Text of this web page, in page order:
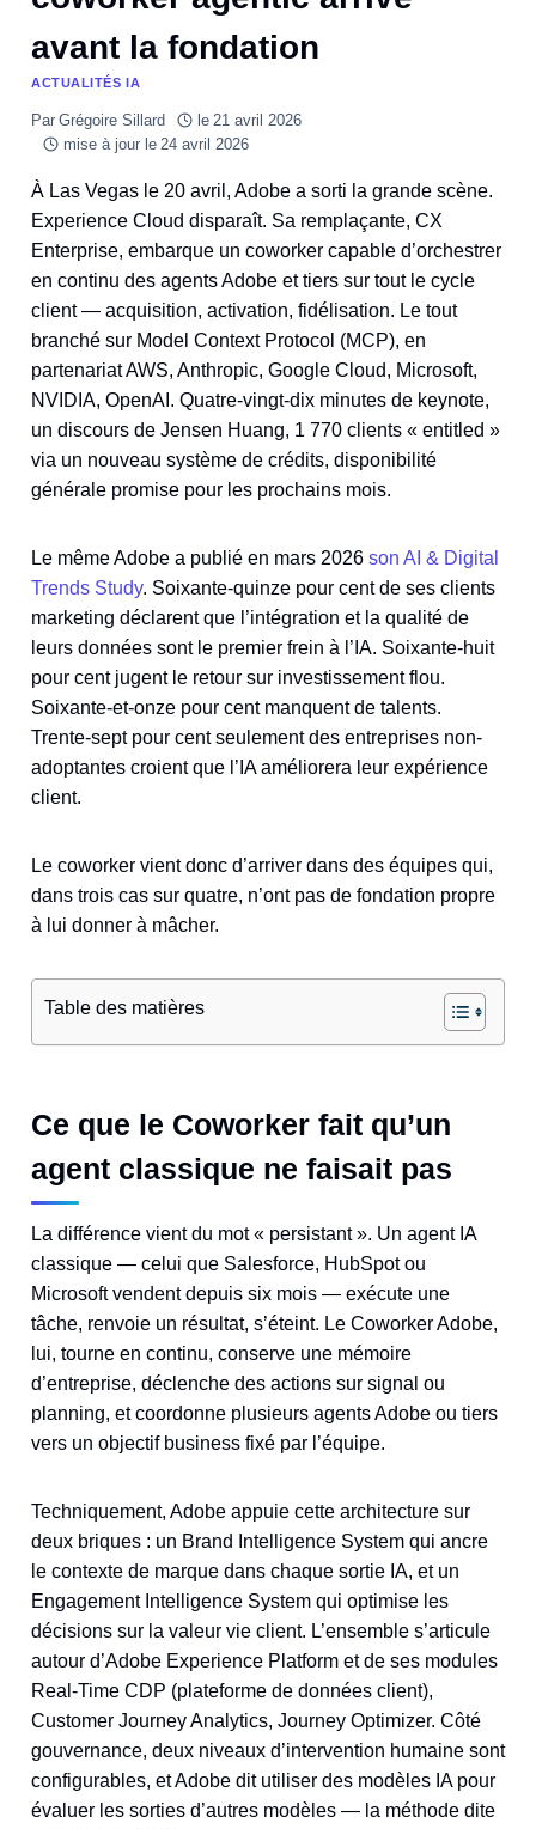
avant la fondation
ACTUALITÉS IA
Par Grégoire Sillard le 21 avril 2026
mise à jour le 24 avril 2026
À Las Vegas le 20 avril, Adobe a sorti la grande scène.
Experience Cloud disparaît. Sa remplaçante, CX
Enterprise, embarque un coworker capable d’orchestrer
en continu des agents Adobe et tiers sur tout le cycle
client — acquisition, activation, fidélisation. Le tout
branché sur Model Context Protocol (MCP), en
partenariat AWS, Anthropic, Google Cloud, Microsoft,
NVIDIA, OpenAI. Quatre-vingt-dix minutes de keynote,
un discours de Jensen Huang, 1 770 clients « entitled »
via un nouveau système de crédits, disponibilité
générale promise pour les prochains mois.
Le même Adobe a publié en mars 2026 son AI & Digital
Trends Study. Soixante-quinze pour cent de ses clients
marketing déclarent que l’intégration et la qualité de
leurs données sont le premier frein à l’IA. Soixante-huit
pour cent jugent le retour sur investissement flou.
Soixante-et-onze pour cent manquent de talents.
Trente-sept pour cent seulement des entreprises non-
adoptantes croient que l’IA améliorera leur expérience
client.
Le coworker vient donc d’arriver dans des équipes qui,
dans trois cas sur quatre, n’ont pas de fondation propre
à lui donner à mâcher.
Table des matières
Ce que le Coworker fait qu’un
agent classique ne faisait pas
La différence vient du mot « persistant ». Un agent IA
classique — celui que Salesforce, HubSpot ou
Microsoft vendent depuis six mois — exécute une
tâche, renvoie un résultat, s’éteint. Le Coworker Adobe,
lui, tourne en continu, conserve une mémoire
d’entreprise, déclenche des actions sur signal ou
planning, et coordonne plusieurs agents Adobe ou tiers
vers un objectif business fixé par l’équipe.
Techniquement, Adobe appuie cette architecture sur
deux briques : un Brand Intelligence System qui ancre
le contexte de marque dans chaque sortie IA, et un
Engagement Intelligence System qui optimise les
décisions sur la valeur vie client. L’ensemble s’articule
autour d’Adobe Experience Platform et de ses modules
Real-Time CDP (plateforme de données client),
Customer Journey Analytics, Journey Optimizer. Côté
gouvernance, deux niveaux d’intervention humaine sont
configurables, et Adobe dit utiliser des modèles IA pour
évaluer les sorties d’autres modèles — la méthode dite